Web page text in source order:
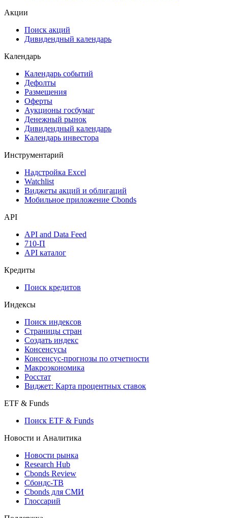
Акции
Поиск акций
Дивидендный календарь
Календарь
Календарь событий
Дефолты
Размещения
Оферты
Аукционы госбумаг
Денежный рынок
Дивидендный календарь
Календарь инвестора
Инструментарий
Надстройка Excel
Watchlist
Виджеты акций и облигаций
Мобильное приложение Cbonds
API
API and Data Feed
710-П
API каталог
Кредиты
Поиск кредитов
Индексы
Поиск индексов
Страницы стран
Создать индекс
Консенсусы
Консенсус-прогнозы по отчетности
Макроэкономика
Росстат
Виджет: Карта процентных ставок
ETF & Funds
Поиск ETF & Funds
Новости и Аналитика
Новости рынка
Research Hub
Cbonds Review
Сбондс-ТВ
Cbonds для СМИ
Глоссарий